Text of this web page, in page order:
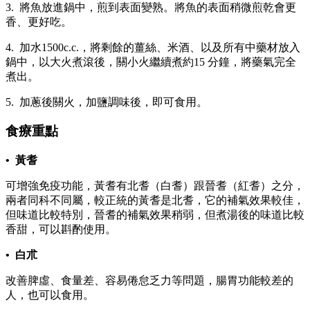
3. 將魚放進鍋中，煎到表面變熟。將魚的表面稍微煎乾會更
香、更好吃。
4. 加水1500c.c.，將剩餘的薑絲、米酒、以及所有中藥材放入
鍋中，以大火煮滾後，關小火繼續煮約15 分鐘，將藥氣完全
煮出。
5. 加蔥後關火，加鹽調味後，即可食用。
食療重點
• 黃耆
可增強免疫功能，黃耆有北耆（白耆）跟晉耆（紅耆）之分，
兩者同科不同屬，較正統的黃耆是北耆，它的補氣效果較佳，
但味道比較特別，晉耆的補氣效果稍弱，但煮湯後的味道比較
香甜，可以斟酌使用。
• 白朮
改善脾虛、食量差、容易倦怠乏力等問題，腸胃功能較差的
人，也可以食用。